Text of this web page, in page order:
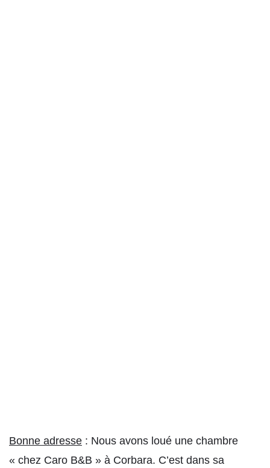
Bonne adresse : Nous avons loué une chambre
« chez Caro B&B » à Corbara. C’est dans sa